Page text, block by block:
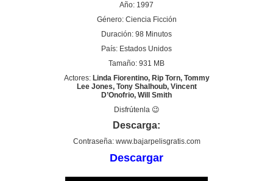
Año: 1997
Género: Ciencia Ficción
Duración: 98 Minutos
País: Estados Unidos
Tamaño: 931 MB
Actores:Linda Fiorentino, Rip Torn, Tommy
Lee Jones, Tony Shalhoub, Vincent
D’Onofrio, Will Smith
Disfrútenla 😉
Descarga:
Contraseña: www.bajarpelisgratis.com
Descargar